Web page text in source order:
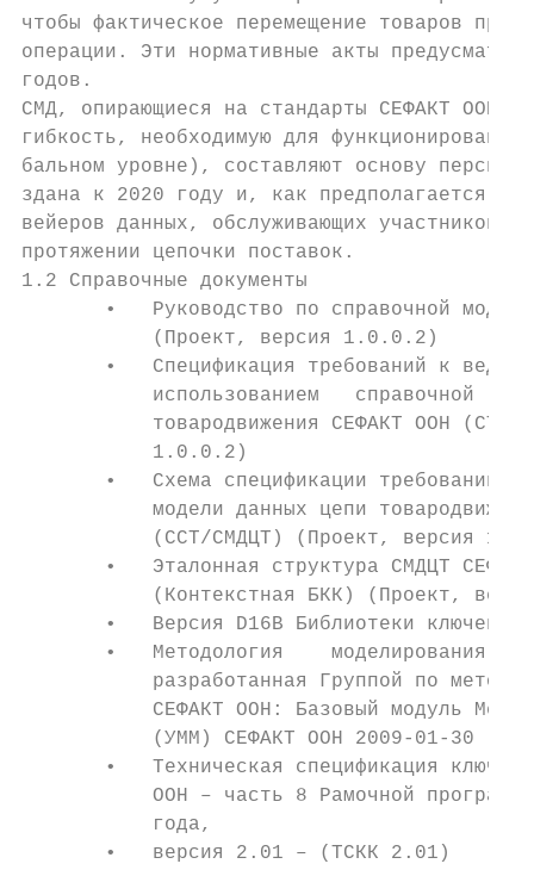
чтобы фактическое перемещение товаров
операции. Эти нормативные акты
годов.
СМД, опирающиеся на стандарты СЕФАКТ ООН и
гибкость, необходимую для
бальном уровне), составляют основу
здана к 2020 году и, как предполагается,
вейеров данных, обслуживающих участников
протяжении цепочки поставок.
1.2 Справочные документы
•   Руководство по справочной
           (Проект, версия 1.0.0.2)
•   Спецификация требований к
использованием   справочной
товародвижения СЕФАКТ ООН
           1.0.0.2)
•   Схема спецификации требований к
модели данных цепи
(ССТ/СМДЦТ) (Проект, версия
•   Эталонная структура СМДЦТ
(Контекстная БКК) (Проект,
•   Версия D16B Библиотеки ключевых
•   Методология    моделирования
разработанная Группой по
СЕФАКТ ООН: Базовый модуль
(УММ) СЕФАКТ ООН 2009-01-30
•   Техническая спецификация
ООН – часть 8 Рамочной
           года,
       •   версия 2.01 – (ТСКК 2.01)